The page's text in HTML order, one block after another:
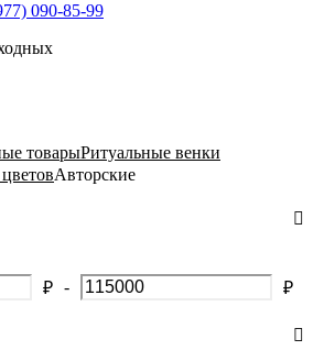
090-85-99
товарыРитуальные венки
Авторские
₽ - ₽